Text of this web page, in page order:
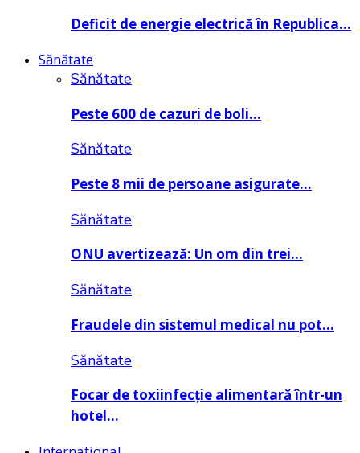
Deficit de energie electrică în Republica…
Sănătate
Sănătate
Peste 600 de cazuri de boli…
Sănătate
Peste 8 mii de persoane asigurate…
Sănătate
ONU avertizează: Un om din trei…
Sănătate
Fraudele din sistemul medical nu pot…
Sănătate
Focar de toxiinfecție alimentară într-un
hotel…